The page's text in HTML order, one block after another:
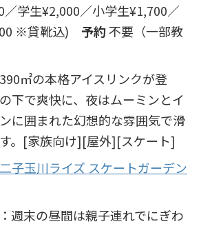
学生¥2,000／小学生¥1,700／
※貸靴込) 予約不要（一部教
㎡の本格アイスリンクが登
下で爽快に、夜はムーミンとイ
に囲まれた幻想的な雰囲気で滑
。[家族向け][屋外][スケート]
二子玉川ライズ スケートガーデン
週末の昼間は親子連れでにぎわ